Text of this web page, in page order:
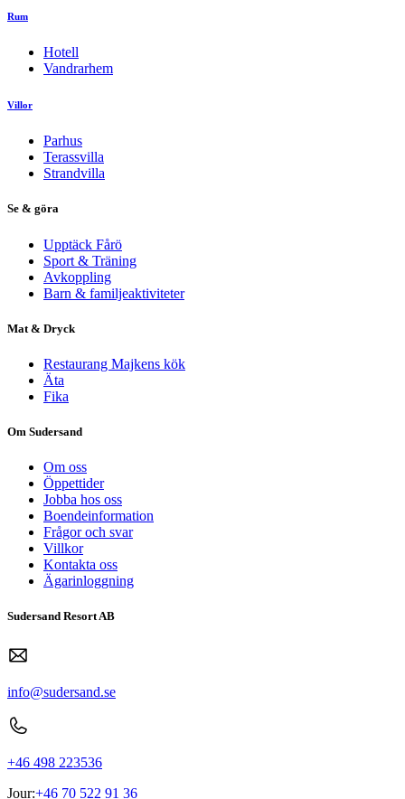
Rum
Hotell
Vandrarhem
Villor
Parhus
Terassvilla
Strandvilla
Se & göra
Upptäck Fårö
Sport & Träning
Avkoppling
Barn & familjeaktiviteter
Mat & Dryck
Restaurang Majkens kök
Äta
Fika
Om Sudersand
Om oss
Öppettider
Jobba hos oss
Boendeinformation
Frågor och svar
Villkor
Kontakta oss
Ägarinloggning
Sudersand Resort AB
info@sudersand.se
+46 498 223536
Jour:+46 70 522 91 36